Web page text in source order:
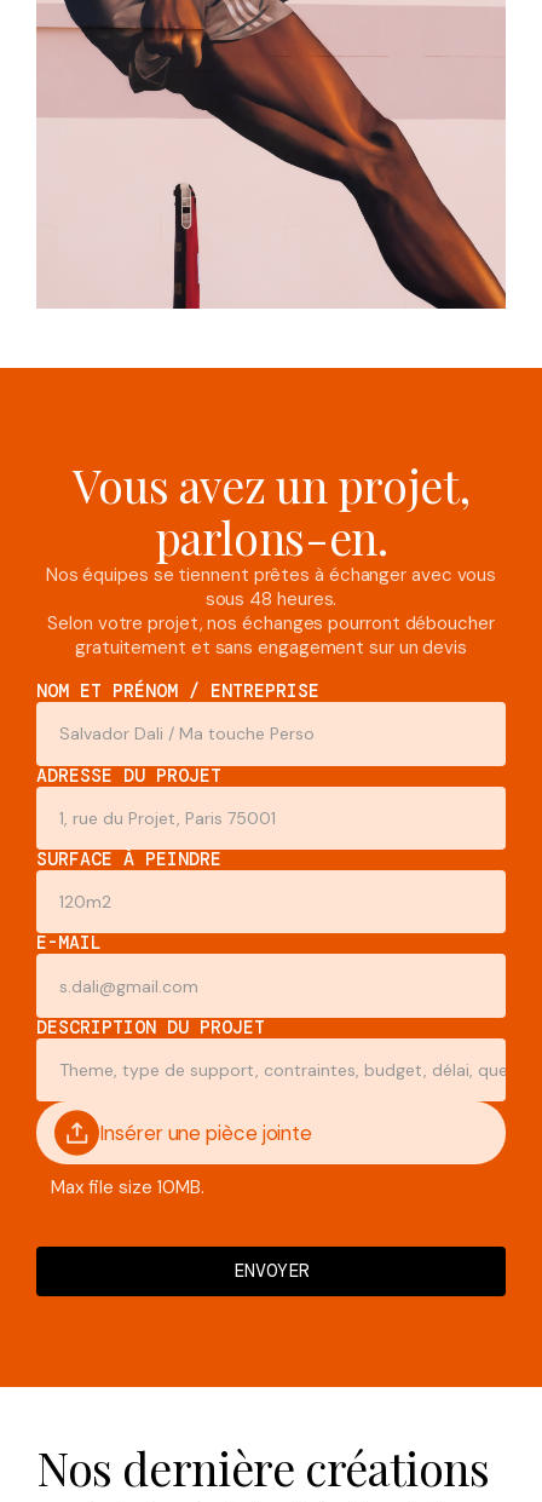
Vous avez un projet,
parlons-en.
Nos équipes se tiennent prêtes à échanger avec vous
sous 48 heures.
Selon votre projet, nos échanges pourront déboucher
gratuitement et sans engagement sur un devis
NOM ET PRÉNOM / ENTREPRISE
ADRESSE DU PROJET
SURFACE À PEINDRE
E-MAIL
DESCRIPTION DU PROJET
Insérer une pièce jointe
Max file size 10MB.
Nos dernière créations